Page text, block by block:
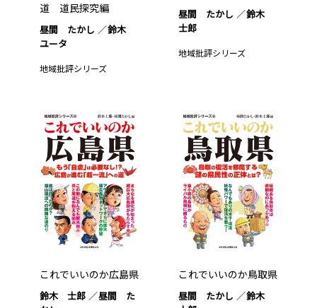
道 道民探究編
昼間 たかし
鈴木
ユータ
地域批評シリーズ
昼間 たかし
鈴木
士郎
地域批評シリーズ
これでいいのか広島県
鈴木 士郎
昼間 た
これでいいのか鳥取県
昼間 たかし
鈴木